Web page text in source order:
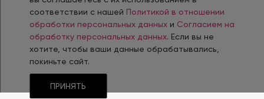
Разработка, сопровождение и продвижение сайтов в г. Челябинск
Интернет-Агентство INTEC
соответствии с нашей Политикой в отношении
обработки персональных данных и Согласием на
обработку персональных данных. Если вы не
хотите, чтобы ваши данные обрабатывались,
покиньте сайт.
ПРИНЯТЬ